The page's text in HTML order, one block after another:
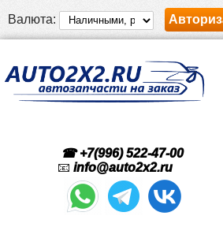
Валюта:
☎ +7(996) 522-47-00
📧 info@auto2x2.ru